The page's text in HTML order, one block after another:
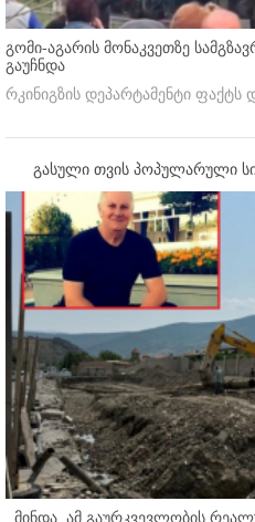
გომი-აგარის მონაკვეთზე
გაუჩნდა
რკინიგზის დეპარტამენტი ფაქტს
გასული თვის პოპულარული
,,მინდა, ამ გაურკვევლობის